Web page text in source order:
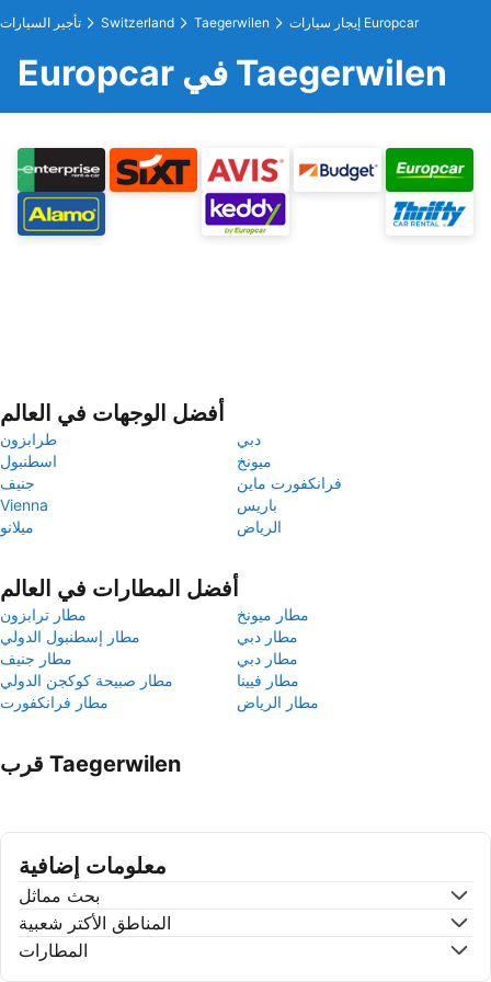
تأجير السيارات Switzerland Taegerwilen إيجار سيارات Europcar
Europcar في Taegerwilen
أفضل الوجهات في العالم
طرابزون
دبي
اسطنبول
ميونخ
جنيف
فرانكفورت ماين
Vienna
باريس
ميلانو
الرياض
أفضل المطارات في العالم
مطار ترابزون
مطار ميونخ
مطار إسطنبول الدولي
مطار دبي
مطار جنيف
مطار دبي
مطار صبيحة كوكجن الدولي
مطار فيينا
مطار فرانكفورت
مطار الرياض
قرب Taegerwilen
معلومات إضافية
بحث مماثل
المناطق الأكتر شعبية
المطارات